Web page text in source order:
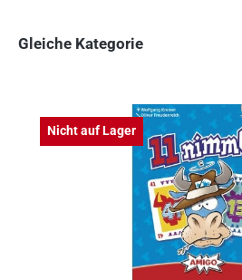
Gleiche Kategorie
Nicht auf Lager